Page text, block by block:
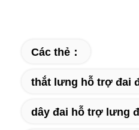
Các thẻ：
thắt lưng hỗ trợ đai
dây đai hỗ trợ lưng